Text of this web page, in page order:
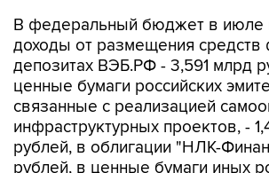
В федеральный бюджет в июле
доходы от размещения средств
депозитах ВЭБ.РФ - 3,591 млрд
ценные бумаги российских
связанные с реализацией
инфраструктурных проектов, -
рублей, в облигации "НЛК-
рублей, в ценные бумаги иных